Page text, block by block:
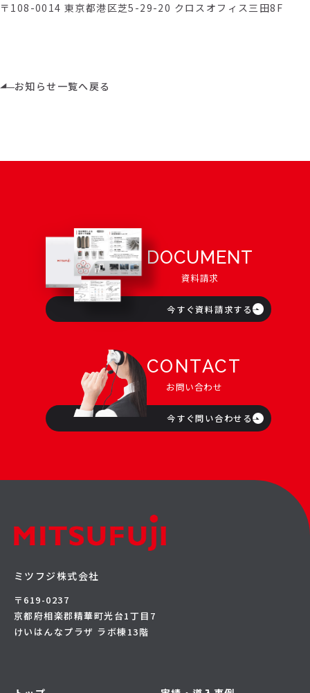
〒108-0014 東京都港区芝5-29-20 クロスオフィス三田8F
お知らせ一覧へ戻る
DOCUMENT
資料請求
今すぐ資料請求する
CONTACT
お問い合わせ
今すぐ問い合わせる
ミツフジ株式会社
〒619-0237
京都府相楽郡精華町光台1丁目7
けいはんなプラザ ラボ棟13階